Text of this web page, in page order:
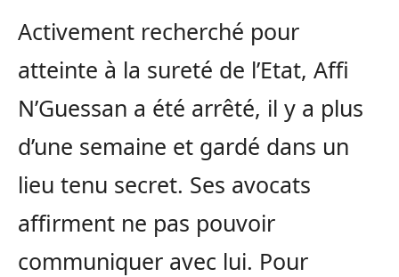
Activement recherché pour
atteinte à la sureté de l’Etat, Affi
N’Guessan a été arrêté, il y a plus
d’une semaine et gardé dans un
lieu tenu secret. Ses avocats
affirment ne pas pouvoir
communiquer avec lui. Pour